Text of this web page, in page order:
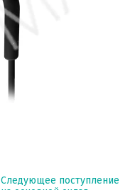
Следующее поступление